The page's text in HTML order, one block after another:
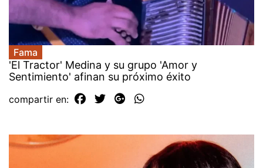
Fama
'El Tractor' Medina y su grupo 'Amor y
Sentimiento' afinan su próximo éxito
compartir en: